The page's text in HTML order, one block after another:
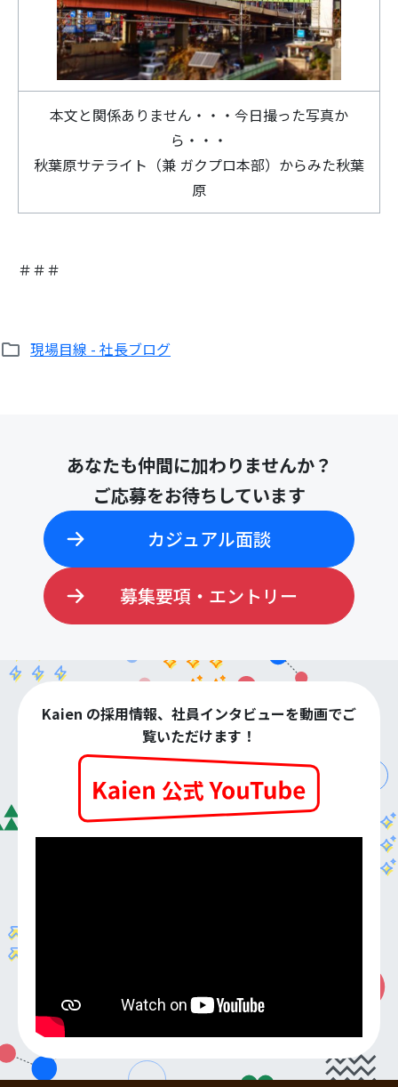
本文と関係ありません・・・今日撮った写真か
ら・・・
秋葉原サテライト（兼 ガクプロ本部）からみた秋葉
原
＃＃＃
現場目線 - 社長ブログ
あなたも仲間に加わりませんか？
ご応募をお待ちしています
カジュアル面談
募集要項・エントリー
Kaien の採用情報、社員インタビューを動画でご
覧いただけます！